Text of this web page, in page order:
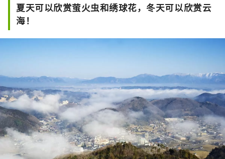
温泉馆”等有趣的设施。初夏时节，可
夏天可以欣赏萤火虫和绣球花，冬天可以欣赏云
海！